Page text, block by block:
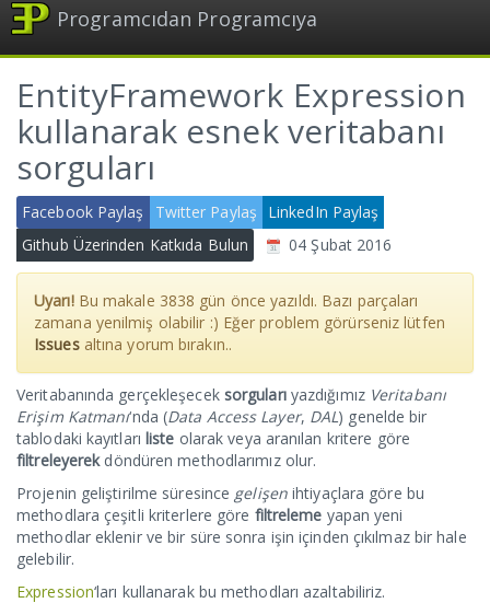
Programcıdan Programcıya
EntityFramework Expression
kullanarak esnek veritabanı
sorguları
Facebook Paylaş Twitter Paylaş
LinkedIn Paylaş
Github Üzerinden Katkıda Bulun
04 Şubat 2016
Uyarı!Bu makale 3838 gün önce yazıldı. Bazı parçaları
zamana yenilmiş olabilir :) Eğer problem görürseniz lütfen
Issuesaltına yorum bırakın..
Veritabanında gerçekleşecek sorgularıyazdığımız Veritabanı
Erişim Katmanı‘nda (Data Access Layer, DAL) genelde bir
tablodaki kayıtları liste olarak veya aranılan kritere göre
filtreleyerekdöndüren methodlarımız olur.
Projenin geliştirilme süresince gelişenihtiyaçlara göre bu
methodlara çeşitli kriterlere göre filtreleme yapan yeni
methodlar eklenir ve bir süre sonra işin içinden çıkılmaz bir hale
gelebilir.
Expression‘ları kullanarak bu methodları azaltabiliriz.